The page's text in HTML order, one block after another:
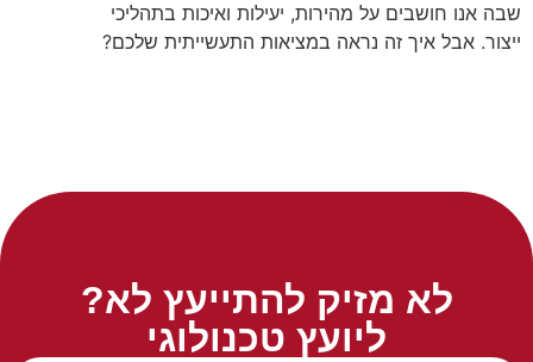
שבה אנו חושבים על מהירות, יעילות ואיכות בתהליכי
ייצור. אבל איך זה נראה במציאות התעשייתית שלכם?
לא מזיק להתייעץ לא?
ליועץ טכנולוגי